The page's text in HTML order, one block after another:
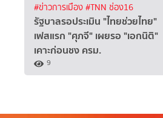
#ข่าวการเมือง#TNN ช่อง16
รัฐบาลรอประเมิน "ไทยช่วยไทย"
เฟสแรก "ศุภจี" เผยรอ "เอกนิติ"
เคาะก่อนชง ครม.
9